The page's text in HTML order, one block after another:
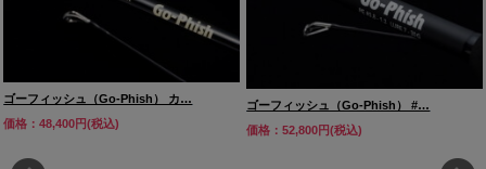
ゴーフィッシュ（Go-Phish） カ…
価格：48,400円(税込)
ゴーフィッシュ（Go-Phish） #…
価格：52,800円(税込)